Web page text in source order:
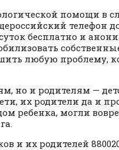
помощи в
телефон
бесплатно и
любую проблему,
но и родителям —
их родители да и
ребенка, могли
и их родителей